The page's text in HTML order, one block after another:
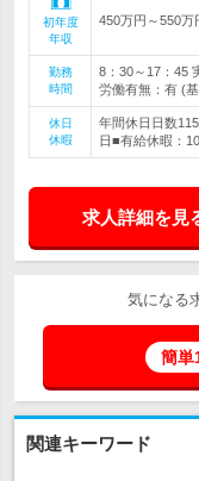
初年度
年収
450万円～550万
勤務
時間
8：30～17：45
労働有無：有 (
休日
休暇
年間休日日数
日■有給休暇：
求人詳細を見
気になる
簡単
関連キーワード